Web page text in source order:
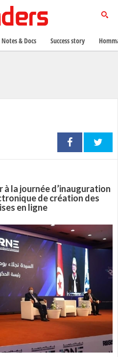
à la journée d’inauguration
de création des
en ligne
Notes & Docs Success story